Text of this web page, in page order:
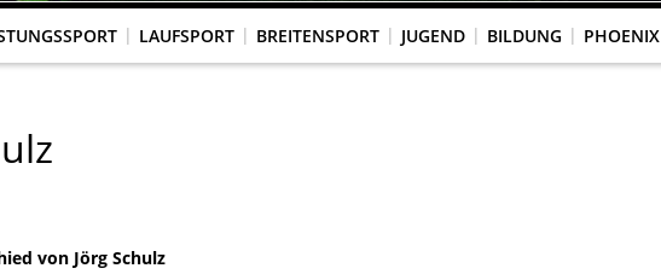
LAUFSPORT BREITENSPORT JUGEND BILDUNG PHOENIX
von Jörg Schulz